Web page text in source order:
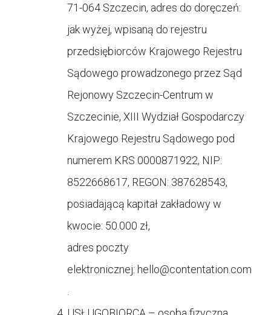
71-064 Szczecin, adres do doręczeń:
jak wyżej, wpisaną do rejestru
przedsiębiorców Krajowego Rejestru
Sądowego prowadzonego przez Sąd
Rejonowy Szczecin-Centrum w
Szczecinie, XIII Wydział Gospodarczy
Krajowego Rejestru Sądowego pod
numerem KRS 0000871922, NIP:
8522668617, REGON: 387628543,
posiadającą kapitał zakładowy w
kwocie: 50.000 zł,
adres poczty
elektronicznej: hello@contentation.com